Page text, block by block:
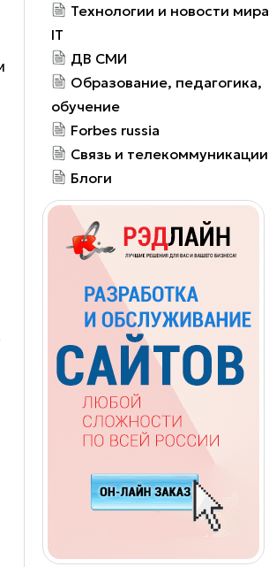
Технологии и новости мира
IT
ДВ СМИ
Образование, педагогика,
обучение
Forbes russia
Связь и телекоммуникации
Блоги